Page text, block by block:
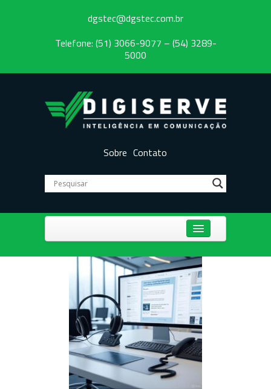
dgstec@dgstec.com.br
Telefone: (51) 3066-9077 – (54) 3289-
5000
Sobre Contato
PABX em Nuvem (cloud)
3CX
Câmeras para CFTV
WhatsApp Multiusuário
Intelbras